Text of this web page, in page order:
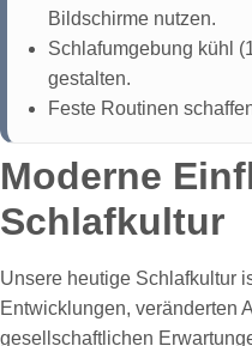
Bildschirme nutzen.
Schlafumgebung kühl
gestalten.
Feste Routinen
Moderne
Schlafkultur
Unsere heutige Schlafkultur
Entwicklungen, veränderten
gesellschaftlichen